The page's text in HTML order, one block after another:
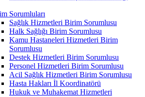
Sorumluları
Sağlık Hizmetleri Birim Sorumlusu
Halk Sağlığı Birim Sorumlusu
Kamu Hastaneleri Hizmetleri Birim
Sorumlusu
Destek Hizmetleri Birim Sorumlusu
Personel Hizmetleri Birim Sorumlusu
Acil Sağlık Hizmetleri Birim Sorumlusu
Hasta Hakları İl Koordinatörü
Hukuk ve Muhakemat Hizmetleri